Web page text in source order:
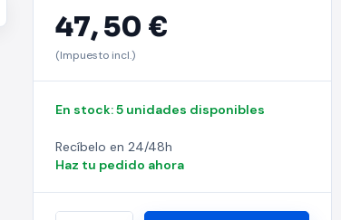
47,50 €
(Impuesto incl.)
En stock: 5 unidades disponibles
Recíbelo en 24/48h
Haz tu pedido ahora